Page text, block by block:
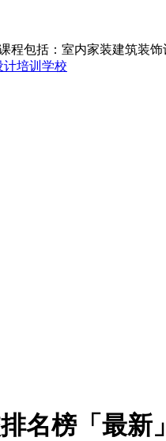
程包括：室内家装建筑装
培训学校
名榜「最新」